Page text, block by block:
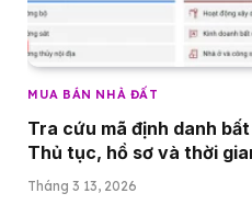
MUA BÁN NHÀ ĐẤT
Tra cứu mã định danh
Thủ tục, hồ sơ và thời
Tháng 3 13, 2026